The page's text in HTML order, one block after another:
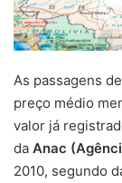
As passagens
preço médio
valor já
da Anac
2010, segundo